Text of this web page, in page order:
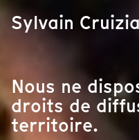
Sylvain
Nous ne
droits de
territoire.